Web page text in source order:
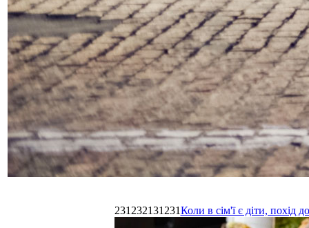
231232131231Коли в сім'ї є діти,